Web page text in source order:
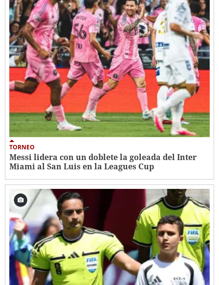
TORNEO
Messi lidera con un doblete la goleada del Inter
Miami al San Luis en la Leagues Cup